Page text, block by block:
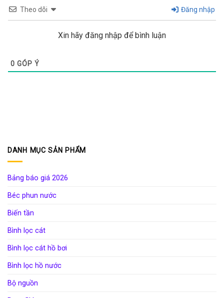
Theo dõi Đăng nhập
Xin hãy đăng nhập để bình luận
0 GÓP Ý
DANH MỤC SẢN PHẨM
Bảng báo giá 2026
Béc phun nước
Biến tần
Bình lọc cát
Bình lọc cát hồ bơi
Bình lọc hồ nước
Bộ nguồn